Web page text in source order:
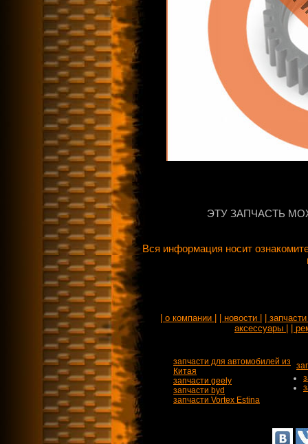
ЭТУ ЗАПЧАСТЬ
Вся информация носит
| о компании | | новости |
|
аксессуары |
|
запчасти для автомобилей из
Китая
запчасти geely
запчасти byd
запчасти Vortex Estina